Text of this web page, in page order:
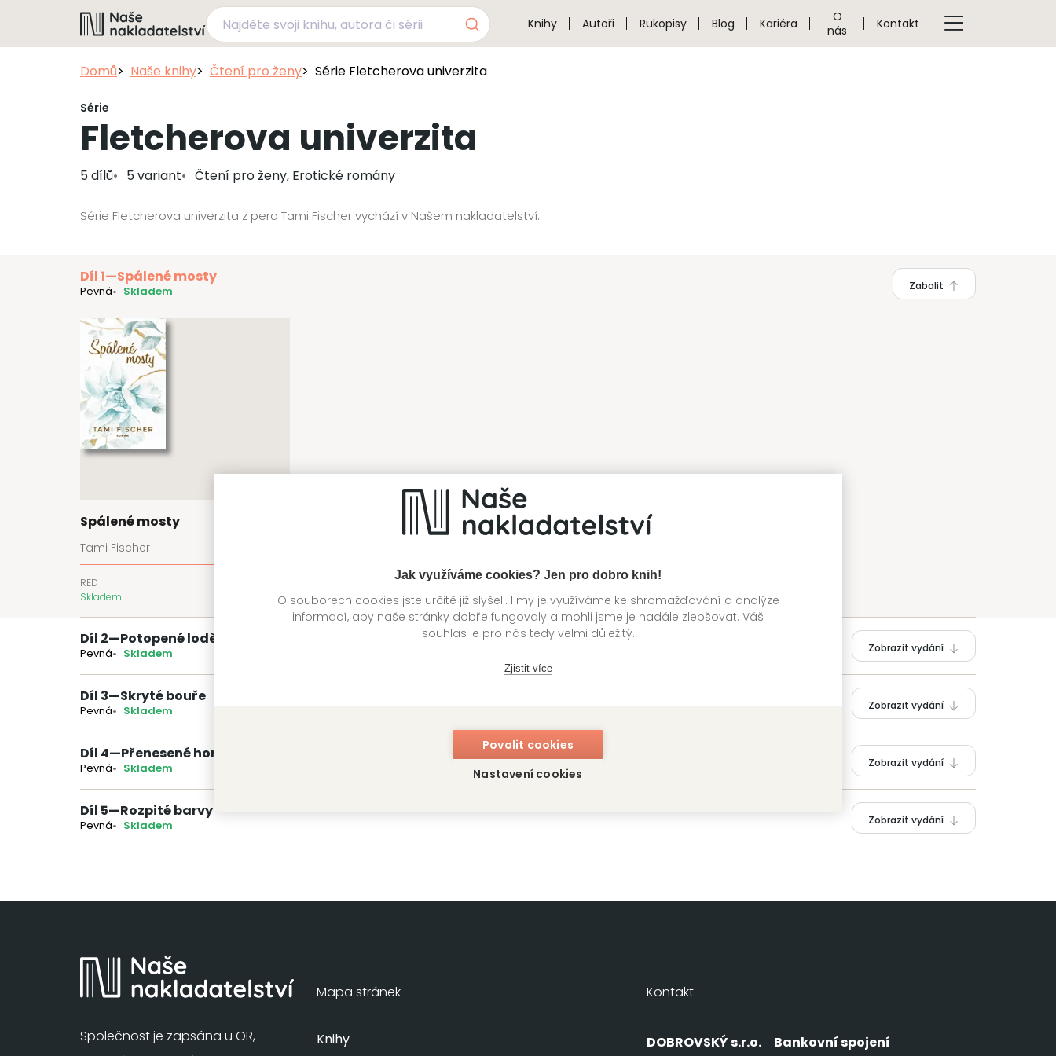
Jak využíváme cookies? Jen pro dobro knih!
O souborech cookies jste určitě již slyšeli. I my je využíváme ke shromažďování a analýze
informací, aby naše stránky dobře fungovaly a mohli jsme je nadále zlepšovat. Váš
souhlas je pro nás tedy velmi důležitý.
Zjistit více
Povolit cookies
Nastavení cookies
Knihy Autoři Rukopisy Blog Kariéra
O
nás
Kontakt
Domů Naše knihy Čtení pro ženy Série Fletcherova univerzita
Série
Fletcherova univerzita
5 dílů 5 variant Čtení pro ženy, Erotické romány
Série Fletcherova univerzita z pera Tami Fischer vychází v Našem nakladatelství.
Díl 1—Spálené mosty
Pevná Skladem Zabalit
Spálené mosty
Tami Fischer
RED
Skladem
399 Kč
Díl 2—Potopené lodě
Pevná Skladem Zobrazit vydání
Díl 3—Skryté bouře
Pevná Skladem Zobrazit vydání
Díl 4—Přenesené hory
Pevná Skladem Zobrazit vydání
Díl 5—Rozpité barvy
Pevná Skladem Zobrazit vydání
Společnost je zapsána u OR,
Mapa stránek
Knihy
Kontakt
DOBROVSKÝs.r.o. Bankovní spojení